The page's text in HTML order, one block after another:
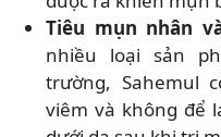
Tiêu mụn nhân
nhiều loại sản
trường, Sahemul
viêm và không để